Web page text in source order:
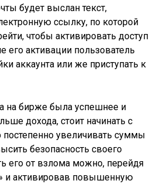
будет выслан текст,
ссылку, по которой
чтобы активировать доступ
его активации пользователь
аккаунта или же приступать к
на бирже была успешнее и
дохода, стоит начинать с
увеличивать суммы
безопасность своего
его от взлома можно, перейдя
и активировав повышенную